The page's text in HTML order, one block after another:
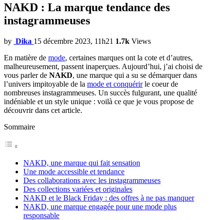
NAKD : La marque tendance des
instagrammeuses
by Dika 15 décembre 2023, 11h21 1.7k Views
En matière de mode, certaines marques ont la cote et d’autres,
malheureusement, passent inaperçues. Aujourd’hui, j’ai choisi de
vous parler de NAKD, une marque qui a su se démarquer dans
l’univers impitoyable de la mode et conquérirle coeur de
nombreuses instagrammeuses. Un succès fulgurant, une qualité
indéniable et un style unique : voilà ce que je vous propose de
découvrir dans cet article.
Sommaire
NAKD, une marque qui fait sensation
Une mode accessible et tendance
Des collaborations avec les instagrammeuses
Des collections variées et originales
NAKD et le Black Friday : des offres à ne pas manquer
NAKD, une marque engagée pour une mode plus
responsable